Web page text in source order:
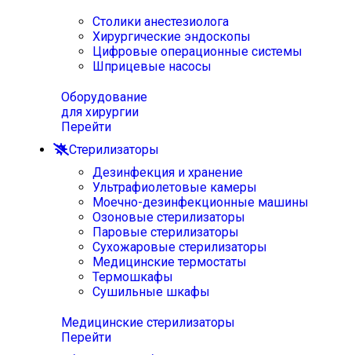
Столики анестезиолога
Хирургические эндоскопы
Цифровые операционные системы
Шприцевые насосы
Оборудование
для хирургии
Перейти
Стерилизаторы
Дезинфекция и хранение
Ультрафиолетовые камеры
Моечно-дезинфекционные машины
Озоновые стерилизаторы
Паровые стерилизаторы
Сухожаровые стерилизаторы
Медицинские термостаты
Термошкафы
Сушильные шкафы
Медицинские стерилизаторы
Перейти